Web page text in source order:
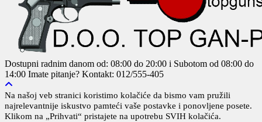
Dostupni radnim danom od: 08:00 do 20:00 i Subotom od 08:00 do
14:00 Imate pitanje? Kontakt: 012/555-405
Na našoj veb stranici koristimo kolačiće da bismo vam pružili
najrelevantnije iskustvo pamteći vaše postavke i ponovljene posete.
Klikom na „Prihvati“ pristajete na upotrebu SVIH kolačića.